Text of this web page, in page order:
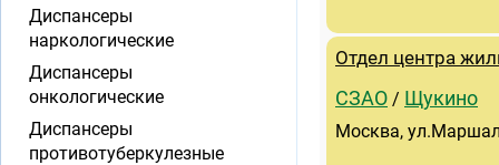
Отдел центра
СЗАО / Щукино
Москва,
Диспансеры
наркологические
Диспансеры
онкологические
Диспансеры
противотуберкулезные